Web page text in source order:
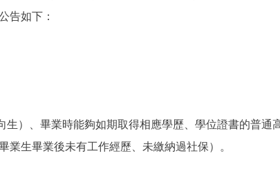
告如下：
）、畢業時能夠如期取得相應學歷、學位證書的普通
業生畢業後未有工作經歷、未繳納過社保）。